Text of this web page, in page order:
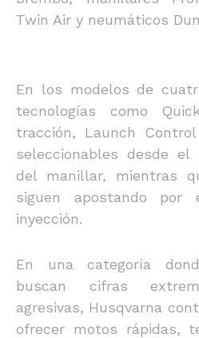
Twin Air y neumáticos
En los modelos de
tecnologías como
tracción, Launch
seleccionables desde el
del manillar, mientras
siguen apostando
inyección.
En una categoría
buscan cifras
agresivas, Husqvarna
ofrecer motos rápidas,